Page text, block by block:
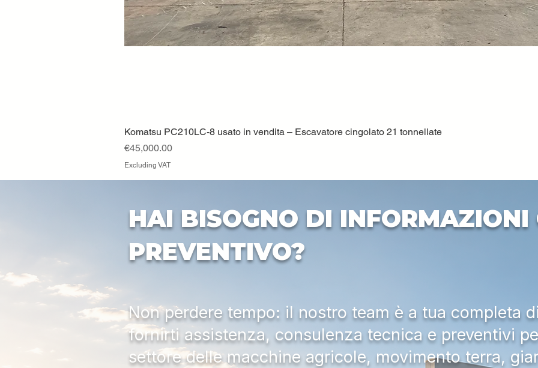
Quick View
Komatsu PC210LC-8 usato in vendita – Escavatore cingolato 21 tonnellate
Price
€45,000.00
Excluding VAT
HAI BISOGNO DI INFORMAZIONI
PREVENTIVO?
Non perdere tempo: il nostro team è a tua completa
fornirti assistenza, consulenza tecnica e preventivi
settore delle macchine agricole, movimento terra,